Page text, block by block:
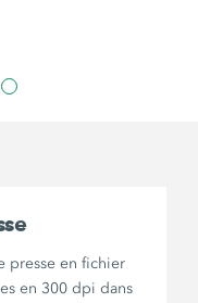
presse en fichier
en 300 dpi dans